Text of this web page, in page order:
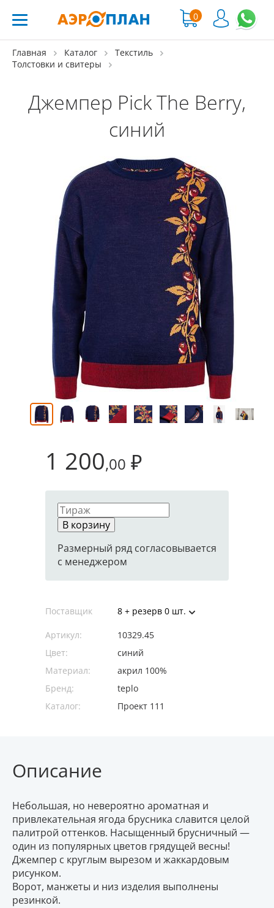
0
Главная Каталог
Текстиль
Толстовки и свитеры
Джемпер Pick The Berry,
синий
1 200,00 ₽
В корзину
Размерный ряд согласовывается
с менеджером
Поставщик 8 + резерв 0 шт.
Артикул:
10329.45
Цвет:
синий
Материал:
акрил 100%
Бренд:
teplo
Каталог:
Проект 111
Описание
Небольшая, но невероятно ароматная и
привлекательная ягода брусника славится целой
палитрой оттенков. Насыщенный брусничный —
один из популярных цветов грядущей весны!
Джемпер с круглым вырезом и жаккардовым
рисунком.
Ворот, манжеты и низ изделия выполнены
резинкой.